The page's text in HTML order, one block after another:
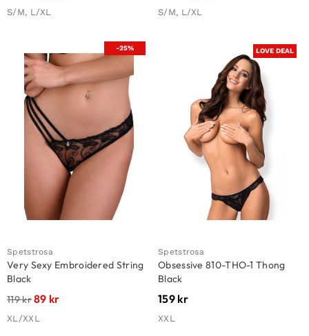
S/M, L/XL S/M, L/XL
-25%
Spetstrosa
Very Sexy Embroidered String
Black
119kr89 kr
XL/XXL
LOVE DEAL
Spetstrosa
Obsessive 810-THO-1 Thong
Black
159 kr
XXL